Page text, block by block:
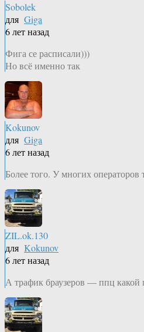
Sobolek
для Giga
6 лет назад
Фига се расписали)))
Но всё именно так
Kokunov
для Giga
6 лет назад
Более того. У многих операторов
ZIL.ok.130
для Kokunov
6 лет назад
А трафик браузеров — ппц какой